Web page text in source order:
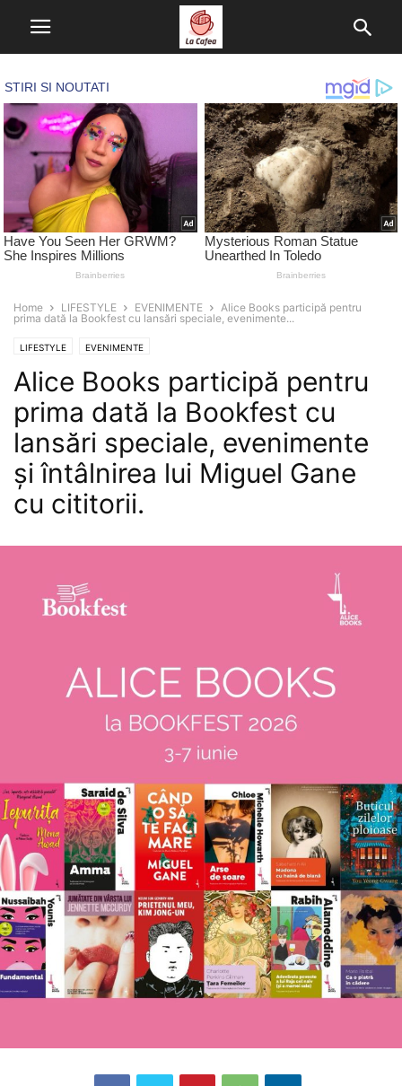
Home LIFESTYLE EVENIMENTE
Alice Books participă pentru
prima dată la Bookfest cu lansări speciale, evenimente...
LIFESTYLE EVENIMENTE
Alice Books participă pentru
prima dată la Bookfest cu
lansări speciale, evenimente
și întâlnirea lui Miguel Gane
cu cititorii.